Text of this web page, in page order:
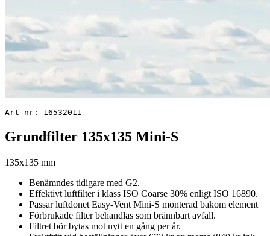
Art nr: 16532011
Grundfilter 135x135 Mini-S
135x135 mm
Benämndes tidigare med G2.
Effektivt luftfilter i klass ISO Coarse 30% enligt ISO 16890.
Passar luftdonet Easy-Vent Mini-S monterad bakom element
Förbrukade filter behandlas som brännbart avfall.
Filtret bör bytas mot nytt en gång per år.